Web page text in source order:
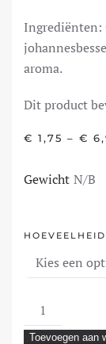
Ingrediënten:
aroma.
Dit product
€ 1,75 – €
Gewicht N/B
HOEVEELHEID
Enjoy
aantal
Toevoegen aan